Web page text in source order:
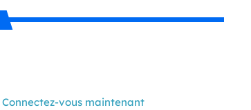
Connectez-vous maintenant